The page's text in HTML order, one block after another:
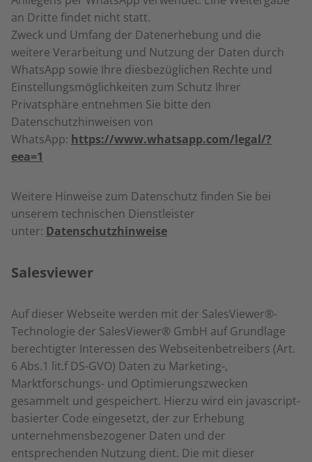
an Dritte findet nicht statt.
Zweck und Umfang der Datenerhebung und die
weitere Verarbeitung und Nutzung der Daten durch
WhatsApp sowie Ihre diesbezüglichen Rechte und
Einstellungsmöglichkeiten zum Schutz Ihrer
Privatsphäre entnehmen Sie bitte den
Datenschutzhinweisen von
WhatsApp: https://www.whatsapp.com/legal/?
eea=1
Weitere Hinweise zum Datenschutz finden Sie bei
unserem technischen Dienstleister
unter: Datenschutzhinweise
Salesviewer
Auf dieser Webseite werden mit der SalesViewer®-
Technologie der SalesViewer® GmbH auf Grundlage
berechtigter Interessen des Webseitenbetreibers (Art.
6 Abs.1 lit.f DS-GVO) Daten zu Marketing-,
Marktforschungs- und Optimierungszwecken
gesammelt und gespeichert. Hierzu wird ein javascript-
basierter Code eingesetzt, der zur Erhebung
unternehmensbezogener Daten und der
entsprechenden Nutzung dient. Die mit dieser